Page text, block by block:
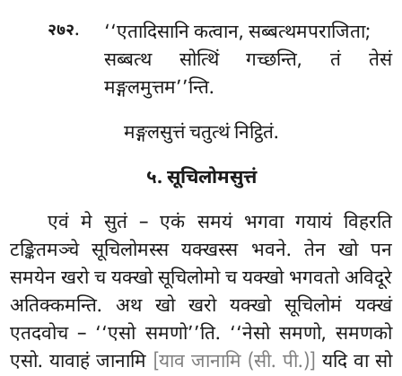
२७२.
‘‘एतादिसानि कत्वान, सब्बत्थमपराजिता;
सब्बत्थ सोत्थिं गच्छन्ति, तं तेसं
मङ्गलमुत्तम’’न्ति.
मङ्गलसुत्तं चतुत्थं निट्ठितं.
५. सूचिलोमसुत्तं
एवंमे सुतं – एकं समयं भगवा गयायं विहरति
टङ्कितमञ्चे सूचिलोमस्स यक्खस्स भवने. तेन खो पन
समयेनखरो च यक्खो सूचिलोमो च यक्खो भगवतो अविदूरे
अतिक्कमन्ति. अथ खो खरो यक्खो सूचिलोमं यक्खं
एतदवोच – ‘‘एसो समणो’’ति. ‘‘नेसो समणो, समणको
एसो. यावाहं जानामि [याव जानामि (सी. पी.)] यदि वा सो